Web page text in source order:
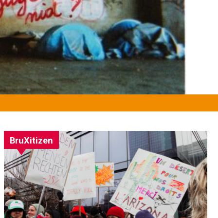
BruXitizen